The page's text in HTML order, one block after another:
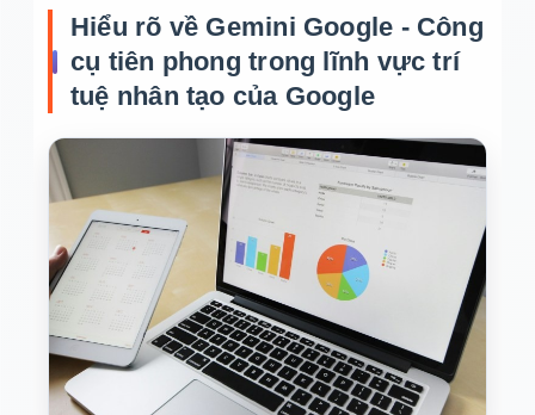
Hiểu rõ về Gemini Google - Công
cụ tiên phong trong lĩnh vực trí
tuệ nhân tạo của Google